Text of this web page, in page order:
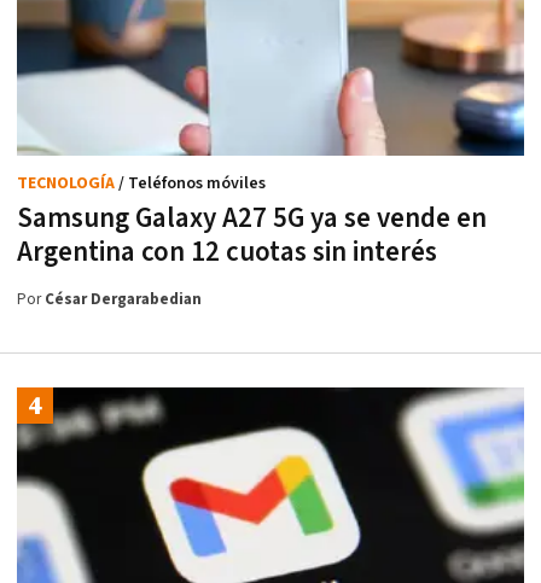
Samsung Galaxy A27 5G ya se vende en
Argentina con 12 cuotas sin interés
TECNOLOGÍA/ Teléfonos móviles
PorCésar Dergarabedian